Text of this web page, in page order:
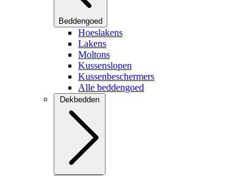
Beddengoed
Hoeslakens
Lakens
Moltons
Kussenslopen
Kussenbeschermers
Alle beddengoed
Dekbedden